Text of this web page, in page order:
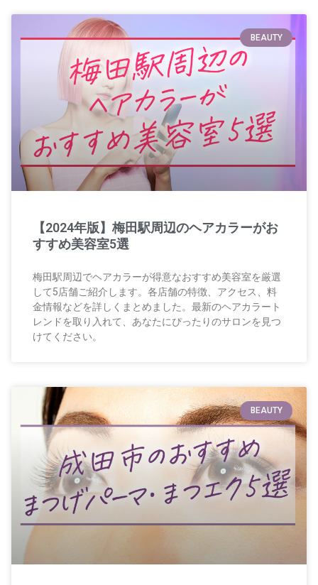
BEAUTY
【2024年版】梅田駅周辺のヘアカラーがお
すすめ美容室5選
梅田駅周辺でヘアカラーが得意なおすすめ美容室を厳選
して5店舗ご紹介します。各店舗の特徴、アクセス、料
金情報などを詳しくまとめました。最新のヘアカラート
レンドを取り入れて、あなたにぴったりのサロンを見つ
けてください。
BEAUTY